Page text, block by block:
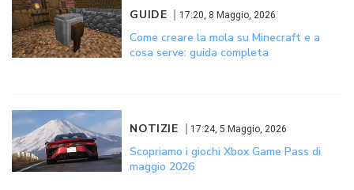
GUIDE 17:20, 8 Maggio, 2026
Come creare la mola su Minecraft e a
cosa serve: guida completa
NOTIZIE 17:24, 5 Maggio, 2026
Scopriamo i giochi Xbox Game Pass di
maggio 2026